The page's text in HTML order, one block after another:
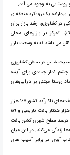
به وجود می آید.
بردارنده یک رویکرد منطقه‌ای
در کشاورزی، رشد بازار برای
تمرکز بر بازارهای محلی
می باشد که به وسعت بازار
شاغل در بخش کشاورزی
انداز جدیدی برای آینده
روستا مبتنی بر دارایی‌های
وی در مورد بافت‌های ناکارآمد و در معرض خطر شهری گفت: مجموع بافت‌های ناکارآمد کشور ۱۶۷ هزار
هکتار است که ۷۴ هزار هکتار از این محدوده بافت فرسوده میانی، ۳۲ هزار هکتار بافت تاریخی و ۵۹
هزار هکتار نیز بافت ناکارآمد در قالب سکونتگاه‌های غیررسمی است. ۲۳ درصد سطح شهری کشور بافت
میلیون نفر در این محله‌ها زندگی می‌کنند. در این میان
آوری در برابر آسیب های